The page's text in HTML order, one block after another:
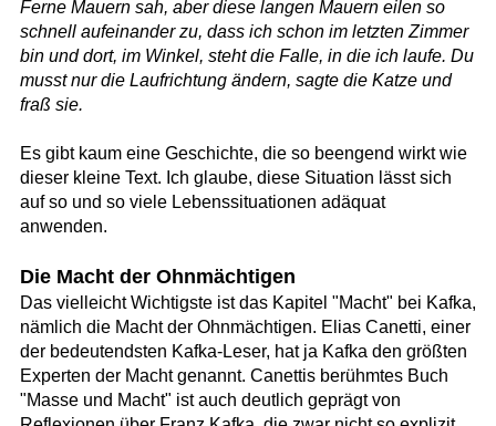
Ferne Mauern sah, aber diese langen Mauern eilen so
schnell aufeinander zu, dass ich schon im letzten Zimmer
bin und dort, im Winkel, steht die Falle, in die ich laufe. Du
musst nur die Laufrichtung ändern, sagte die Katze und
fraß sie.
Es gibt kaum eine Geschichte, die so beengend wirkt wie
dieser kleine Text. Ich glaube, diese Situation lässt sich
auf so und so viele Lebenssituationen adäquat
anwenden.
Die Macht der Ohnmächtigen
Das vielleicht Wichtigste ist das Kapitel "Macht" bei Kafka,
nämlich die Macht der Ohnmächtigen. Elias Canetti, einer
der bedeutendsten Kafka-Leser, hat ja Kafka den größten
Experten der Macht genannt. Canettis berühmtes Buch
"Masse und Macht" ist auch deutlich geprägt von